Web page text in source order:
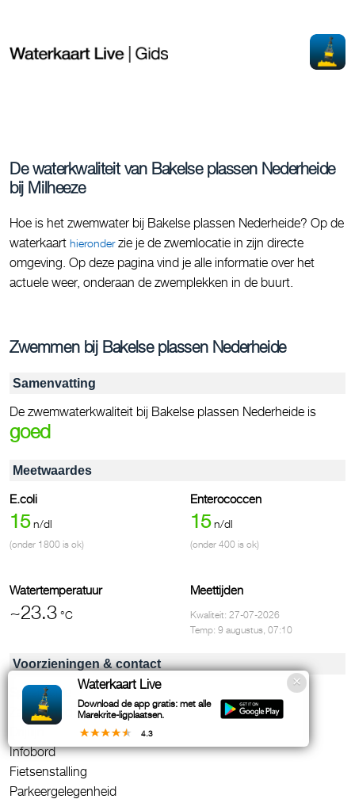
De waterkwaliteit van Bakelse plassen Nederheide
bij Milheeze
Hoe is het zwemwater bij Bakelse plassen Nederheide? Op de
waterkaart hieronderzie je de zwemlocatie in zijn directe
omgeving. Op deze pagina vind je alle informatie over het
actuele weer, onderaan de zwemplekken in de buurt.
Zwemmen bij Bakelse plassen Nederheide
Samenvatting
De zwemwaterkwaliteit bij Bakelse plassen Nederheide is
goed
Meetwaardes
E.coli
15 n/dl
(onder 1800 is ok)
Enterococcen
15 n/dl
(onder 400 is ok)
Watertemperatuur
~23.3 °C
Meettijden
Kwaliteit: 27-07-2026
Temp: 9 augustus, 07:10
Voorzieningen & contact
Speelweide
Zandstrand
Infobord
Fietsenstalling
Parkeergelegenheid
Waterkaart Live
Download de app gratis: met alle
Marekrite-ligplaatsen.
4.3